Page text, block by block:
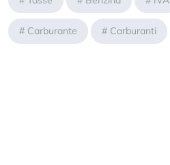
# Carburante # Carburanti